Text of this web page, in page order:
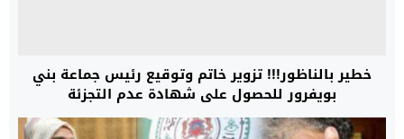
خطير بالناظور!!! تزوير خاتم وتوقيع رئيس جماعة بني
بويفرور للحصول على شهادة عدم التجزئة